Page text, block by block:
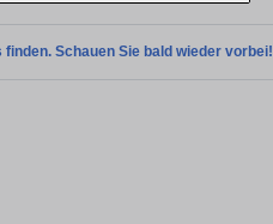
Schauen Sie bald wieder vorbei!